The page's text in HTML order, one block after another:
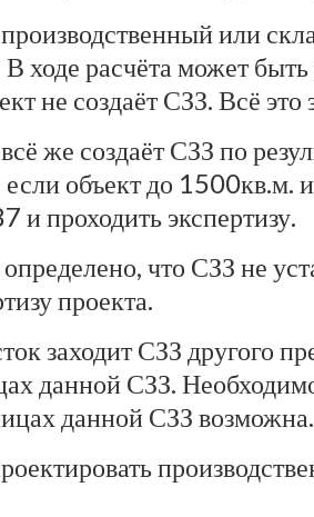
или
В ходе расчёта может
не создаёт СЗЗ. Всё
же создаёт СЗЗ по
объект до 1500кв.м.
проходить экспертизу.
что СЗЗ не
проекта.
заходит СЗЗ другого
данной СЗЗ.
данной СЗЗ возможна.